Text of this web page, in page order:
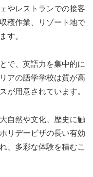
やレストランでの接客
穫作業、リゾート地で
す。
で、英語力を集中的に
アの語学学校は質が高
が用意されています。
自然や文化、歴史に触
リデービザの長い有効
、多彩な体験を積むこ